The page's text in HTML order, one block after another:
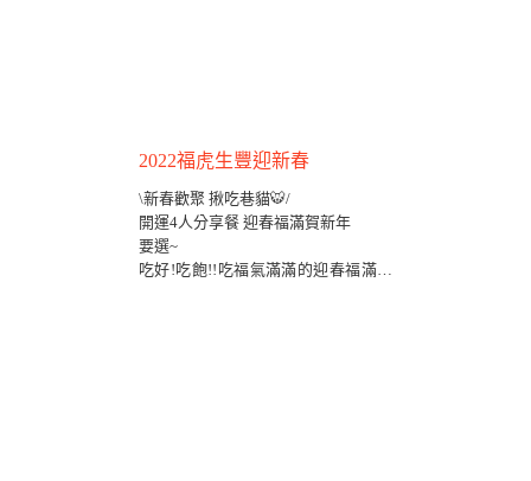
2022福虎生豐迎新春
\新春歡聚 揪吃巷貓🐯/
開運4人分享餐 迎春福滿賀新年
要選~
吃好!吃飽!!吃福氣滿滿的迎春福滿儀